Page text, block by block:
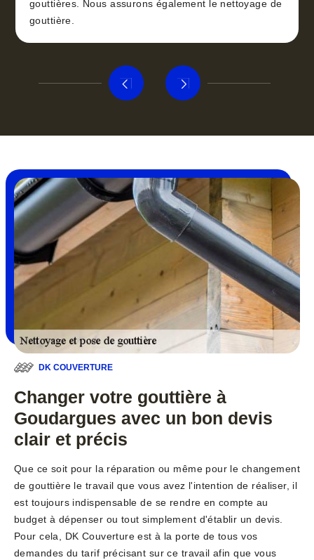
gouttières. Nous assurons également le nettoyage de
gouttière.
DK COUVERTURE
Changer votre gouttière à
Goudargues avec un bon devis
clair et précis
Que ce soit pour la réparation ou même pour le changement
de gouttière le travail que vous avez l'intention de réaliser, il
est toujours indispensable de se rendre en compte au
budget à dépenser ou tout simplement d'établir un devis.
Pour cela, DK Couverture est à la porte de tous vos
demandes du tarif précisant sur ce travail afin que vous